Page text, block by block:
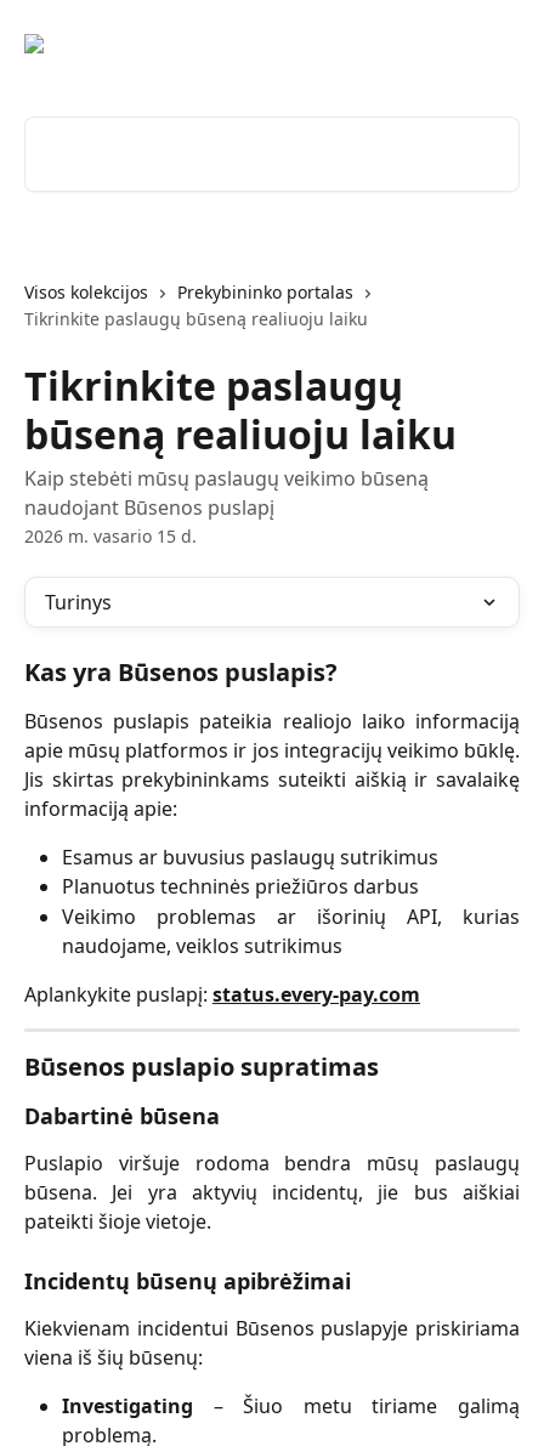
Visos kolekcijos
Prekybininko portalas
Tikrinkite paslaugų būseną realiuoju laiku
Tikrinkite paslaugų
būseną realiuoju laiku
Kaip stebėti mūsų paslaugų veikimo būseną
naudojant Būsenos puslapį
2026 m. vasario 15 d.
Turinys
Kas yra Būsenos puslapis?
Būsenos puslapis pateikia realiojo laiko informaciją
apie mūsų platformos ir jos integracijų veikimo būklę.
Jis skirtas prekybininkams suteikti aiškią ir savalaikę
informaciją apie:
Esamus ar buvusius paslaugų sutrikimus
Planuotus techninės priežiūros darbus
Veikimo problemas ar išorinių API, kurias
naudojame, veiklos sutrikimus
Aplankykite puslapį: status.every-pay.com
Būsenos puslapio supratimas
Dabartinė būsena
Puslapio viršuje rodoma bendra mūsų paslaugų
būsena. Jei yra aktyvių incidentų, jie bus aiškiai
pateikti šioje vietoje.
Incidentų būsenų apibrėžimai
Kiekvienam incidentui Būsenos puslapyje priskiriama
viena iš šių būsenų:
Investigating – Šiuo metu tiriame galimą
problemą.